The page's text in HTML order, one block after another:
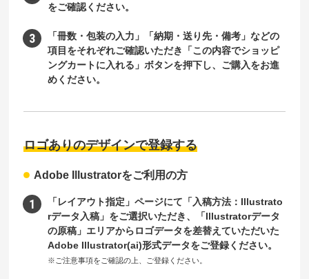
をご確認ください。
「冊数・包装の入力」「納期・送り先・備考」などの
項目をそれぞれご確認いただき「この内容でショッピ
ングカートに入れる」ボタンを押下し、ご購入をお進
めください。
ロゴありのデザインで登録する
Adobe Illustratorをご利用の方
「レイアウト指定」ページにて「入稿方法：Illustrato
rデータ入稿」をご選択いただき、「Illustratorデータ
の原稿」エリアからロゴデータを差替えていただいた
Adobe Illustrator(ai)形式データをご登録ください。
※ご注意事項をご確認の上、ご登録ください。